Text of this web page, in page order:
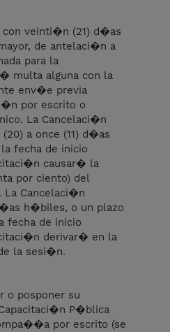
con veinti�n (21) d�as
de antelaci�n a
para la
multa alguna con la
env�e previa
por escrito o
La Cancelaci�n
a once (11) d�as
fecha de inicio
causar� la
por ciento) del
Cancelaci�n
h�biles, o un plazo
fecha de inicio
derivar� en la
la sesi�n.
o posponer su
P�blica
por escrito (se